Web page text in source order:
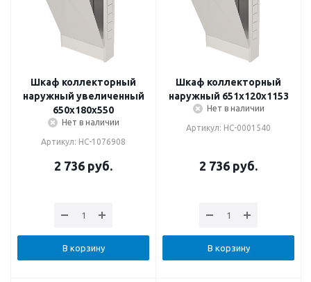
Шкаф коллекторный
наружный увеличенный
650х180х550
Нет в наличии
Артикул: НС-1076908
2 736 руб.
В корзину
Шкаф коллекторный
наружный 651х120х1153
Нет в наличии
Артикул: НС-0001540
2 736 руб.
В корзину